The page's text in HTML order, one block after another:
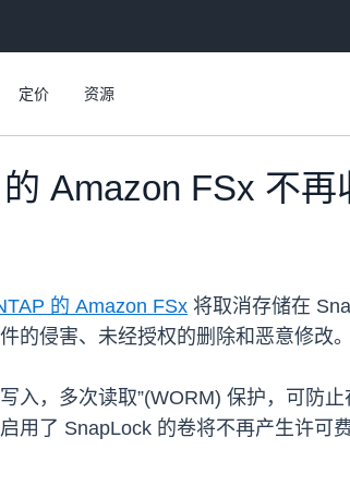
定价 资源
Amazon FSx 不
的 Amazon FSx 将取消存储在
的侵害、未经授权的删除和恶意修改。
入，多次读取”(WORM) 保护，可防
用了 SnapLock 的卷将不再产生许